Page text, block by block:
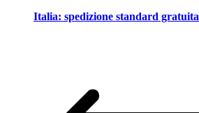
Italia: spedizione standard gratuita